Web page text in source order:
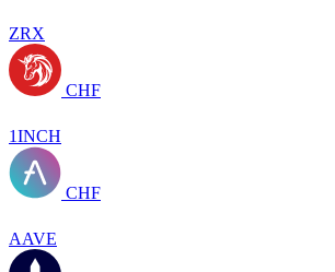
ZRX
CHF
1INCH
CHF
AAVE